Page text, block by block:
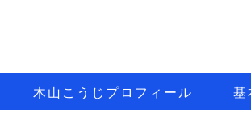
木山こうじプロフィール 基